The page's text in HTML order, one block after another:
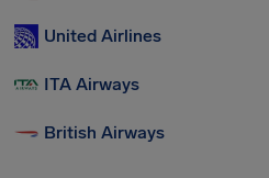
United Airlines
ITA Airways
British Airways